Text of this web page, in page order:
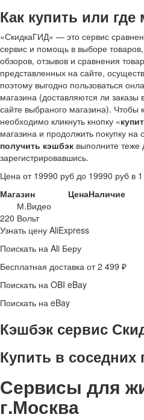
Как купить или
«СкидкаГИД» — это сервис
сервис и помощь в выборе
обзоров, отзывов и сравнения
представленных на сайте,
поэтому выгодно пользоваться
магазина (доставляются ли
сайте выбраного магазина). Чтобы
необходимо кликнуть кнопку «
магазина и продолжить покупку на
получить кэшбэк выполните теже
зарегистрировавшись.
Цена от 19990 руб до 19990 руб в
Магазин
ЦенаНаличие
М.Видео
220 Вольт
Узнать цену AliExpress
Поискать на Ali Беру
Бесплатная доставка от 2 499 ₽
Поискать на OBI eBay
Поискать на eBay
Кэшбэк сервис
Купить в соседних
Сервисы для
г.Москва